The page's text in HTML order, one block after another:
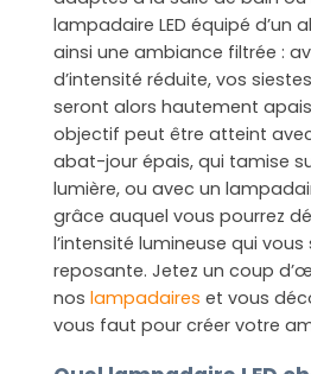
lampadaire LED équipé d’un
ainsi une ambiance filtrée :
d’intensité réduite, vos
seront alors hautement
objectif peut être atteint
abat-jour épais, qui tamise
lumière, ou avec un
grâce auquel vous pourrez
l’intensité lumineuse qui
reposante. Jetez un coup
nos lampadaires et vous
vous faut pour créer votre